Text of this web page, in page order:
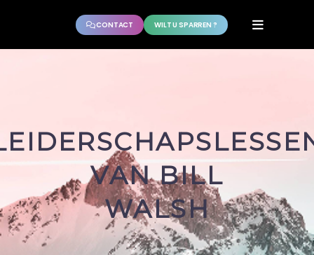
CONTACT WILT U SPARREN ?
VAN BILL
WALSH